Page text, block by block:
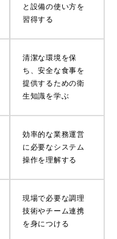
と設備の使い方を
習得する
清潔な環境を保
ち、安全な食事を
提供するための衛
生知識を学ぶ
効率的な業務運営
に必要なシステム
操作を理解する
現場で必要な調理
技術やチーム連携
を身につける